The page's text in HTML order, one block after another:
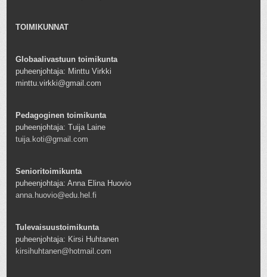
TOIMIKUNNAT
Globaalivastuun toimikunta
puheenjohtaja: Minttu Virkki
minttu.virkki@gmail.com
Pedagoginen toimikunta
puheenjohtaja: Tuija Laine
tuija.koti@gmail.com
Senioritoimikunta
puheenjohtaja: Anna Elina Huovio
anna.huovio@edu.hel.fi
Tulevaisuustoimikunta
puheenjohtaja: Kirsi Huhtanen
kirsihuhtanen@hotmail.com